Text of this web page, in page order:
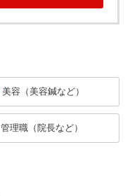
美容（美容鍼など）
管理職（院長など）